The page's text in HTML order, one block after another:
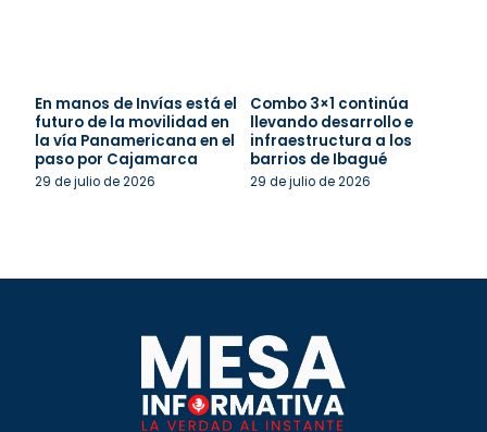
En manos de Invías está el
futuro de la movilidad en
la vía Panamericana en el
paso por Cajamarca
29 de julio de 2026
Combo 3×1 continúa
llevando desarrollo e
infraestructura a los
barrios de Ibagué
29 de julio de 2026